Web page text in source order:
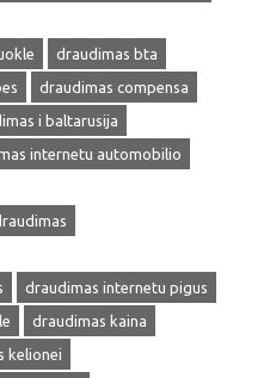
draudimas bta
draudimas compensa
i baltarusija
internetu automobilio
draudimas internetu pigus
draudimas kaina
kelionei